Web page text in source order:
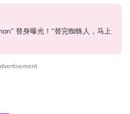
美食介绍“可以
脱口秀专场 《笑笑笑笑丧》”！10
替身曝光！“替完蜘蛛人，马上